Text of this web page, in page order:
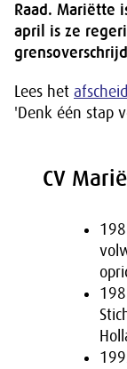
Raad. Mariëtte
april is ze
Lees het
'Denk één stap
CV